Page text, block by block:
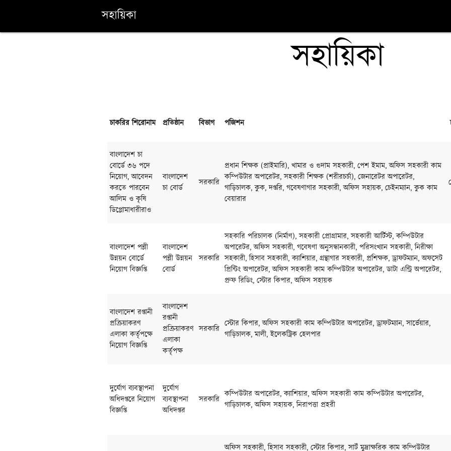
সহায়িকা
সহায়িকা
চাকরির শিরোনাম প্রতিষ্ঠান বিভাগ পজিশন
বাংলাদেশ চা
বোর্ডে ৩৬ পদে
নিয়োগ, আবেদন
করতে পারবেন
আলিম ও কৃষি
ডিপ্লোমাধারীরাও
বাংলাদেশ
চা বোর্ড
সরকারি
প্রধান শিক্ষক (প্রাইমারি), খামার ও গুদাম সহকারী, পেশ ইমাম, অফিস সহকারী কাম
কম্পিউটার অপারেটর, সহকারী শিক্ষক (শরীরচর্চা), জেনারেটর অপারেটর,
গাড়িচালক, কুক, দপ্তরি, গবেষণাগার সহকারী, অফিস সহায়ক, চেইনম্যান, কুক কাম
বেয়ারার
বাংলাদেশ পল্লী
উন্নয়ন বোর্ডে
নিয়োগ বিজ্ঞপ্তি
বাংলাদেশ
পল্লী উন্নয়ন
বোর্ড
সরকারি
সহকারি পরিচালক (নির্মাণ), সহকারী প্রোগ্রামার, সহকারী আর্টিস্ট, কম্পিউটার
অপারেটর, অফিস সহকারী, গবেষণা অনুসন্ধানকারী, পরিসংখ্যান সহকারী, নিরীক্ষা
সহকারী, হিসাব সহকারী, ক্যাশিয়ার, গ্রন্থাগার সহকারী, প্রশিক্ষক, ড্রাফটম্যান, অফসেট
প্রিন্টিং অপারেটর, অফিস সহকারী কাম কম্পিউটার অপারেটর, ডাটা এন্ট্রি অপারেটর,
প্রুফ রিডিং, স্টোর কিপার, অফিস সহায়ক
বাংলাদেশ রপ্তানী
প্রক্রিয়াকরণ
এলাকা কর্তৃপক্ষে
নিয়োগ বিজ্ঞপ্তি
বাংলাদেশ
রপ্তানী
প্রক্রিয়াকরণ
এলাকা
কর্তৃপক্ষ
সরকারি
স্টোর কিপার, অফিস সহকারী কাম কম্পিউটার অপারেটর, ড্রাফটম্যান, সার্ভেয়ার,
গাড়িচালক, মালী, ইলেকট্রিক হেলপার
দুর্যোগ ব্যবস্থাপনা
অধিদপ্তরে নিয়োগ
বিজ্ঞপ্তি
দুর্যোগ
ব্যবস্থাপনা
অধিদপ্তর
সরকারি
কম্পিউটার অপারেটর, ক্যাশিয়ার, অফিস সহকারী কাম কম্পিউটার অপারেটর,
গাড়িচালক, অফিস সহায়ক, নিরাপত্তা প্রহরী
অফিস সহকারী, হিসাব সহকারী, স্টোর কিপার, সাটঁ মুদ্রাক্ষরিক কাম কম্পিউটার